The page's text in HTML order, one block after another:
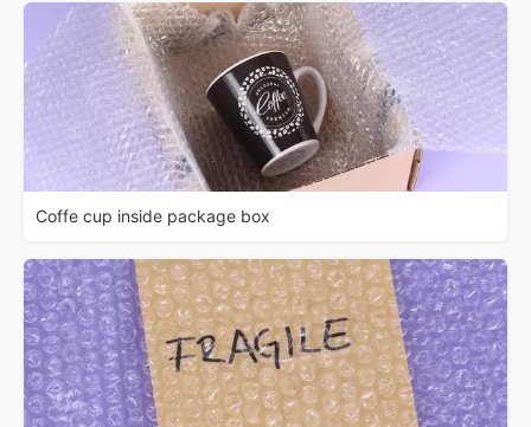
Coffe cup inside package box